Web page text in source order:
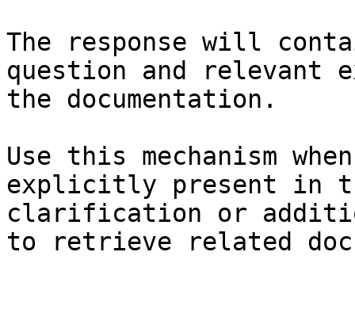
The response will
question and relevant
the documentation.
Use this mechanism
explicitly present in
clarification or